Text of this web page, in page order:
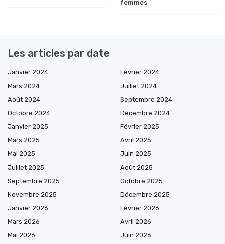
femmes
Les articles par date
Janvier 2024
Février 2024
Mars 2024
Juillet 2024
Août 2024
Septembre 2024
Octobre 2024
Décembre 2024
Janvier 2025
Février 2025
Mars 2025
Avril 2025
Mai 2025
Juin 2025
Juillet 2025
Août 2025
Septembre 2025
Octobre 2025
Novembre 2025
Décembre 2025
Janvier 2026
Février 2026
Mars 2026
Avril 2026
Mai 2026
Juin 2026